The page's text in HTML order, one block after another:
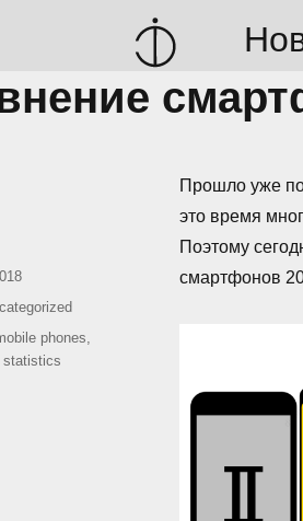
Прошло уже
это время
Поэтому
смартфонов
phones,
statistics